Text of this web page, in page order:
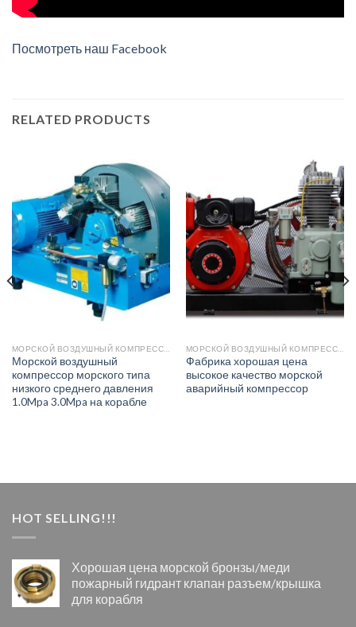
Посмотреть наш Facebook
RELATED PRODUCTS
Морской воздушный
компрессор морского типа
низкого среднего давления
1.0Mpa 3.0Mpa на корабле
Фабрика хорошая цена
высокое качество морской
аварийный компрессор
HOT SELLING!!!
Хорошая цена морской бронзы/меди
пожарный гидрант клапан разъем/крышка
для корабля